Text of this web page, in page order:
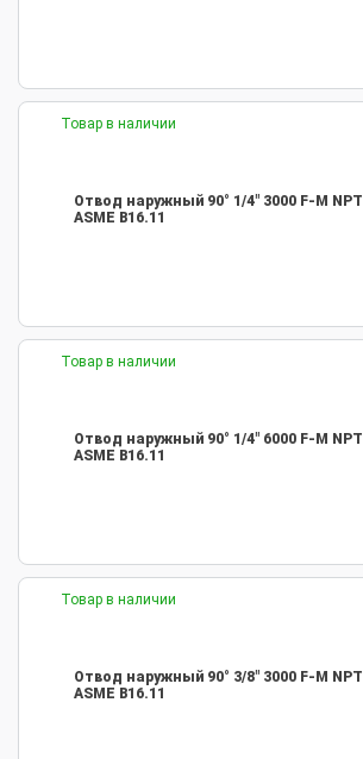
Товар в наличии
Отвод наружный 90° 1/4" 3000 F-M NPT
ASME B16.11
Товар в наличии
Отвод наружный 90° 1/4" 6000 F-M NPT
ASME B16.11
Товар в наличии
Отвод наружный 90° 3/8" 3000 F-M NPT
ASME B16.11